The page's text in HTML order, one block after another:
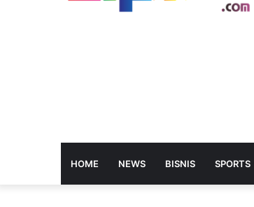
HOME NEWS BISNIS SPORTS